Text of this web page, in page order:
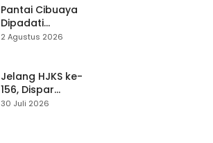
Pantai Cibuaya
Dipadati
Wisatawan,
Waspada
2 Agustus 2026
Jelang HJKS ke-
156, Dispar
Kabupaten
30 Juli 2026